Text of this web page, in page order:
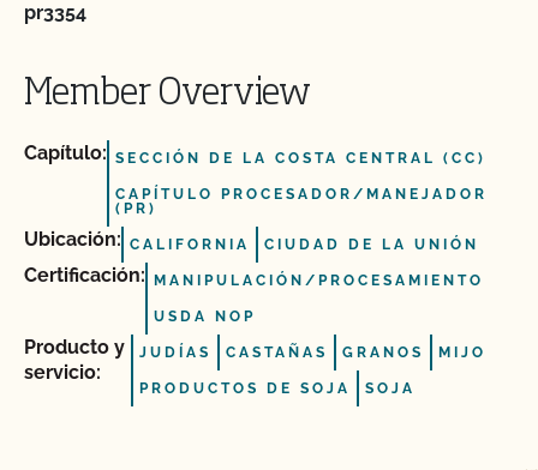
pr3354
Member Overview
Capítulo: SECCIÓN DE LA COSTA CENTRAL (CC)
CAPÍTULO PROCESADOR/MANEJADOR
(PR)
Ubicación: CALIFORNIA CIUDAD DE LA UNIÓN
Certificación: MANIPULACIÓN/PROCESAMIENTO
USDA NOP
Producto y
servicio:
JUDÍAS CASTAÑAS GRANOS MIJO
PRODUCTOS DE SOJA SOJA